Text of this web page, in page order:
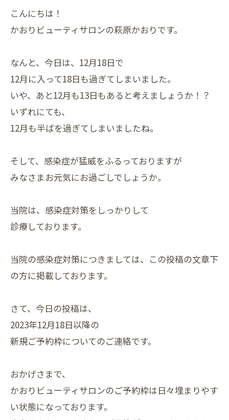
こんにちは！
かおりビューティサロンの萩原かおりです。
なんと、今日は、12月18日で
12月に入って18日も過ぎてしまいました。
いや、あと12月も13日もあると考えましょうか！？
いずれにても、
12月も半ばを過ぎてしまいましたね。
そして、感染症が猛威をふるっておりますが
みなさまお元気にお過ごしでしょうか。
当院は、感染症対策をしっかりして
診療しております。
当院の感染症対策につきましては、この投稿の文章下
の方に掲載しております。
さて、今日の投稿は、
2023年12月18日以降の
新規ご予約枠についてのご連絡です。
おかげさまで、
かおりビューティサロンのご予約枠は日々埋まりやす
い状態になっております。